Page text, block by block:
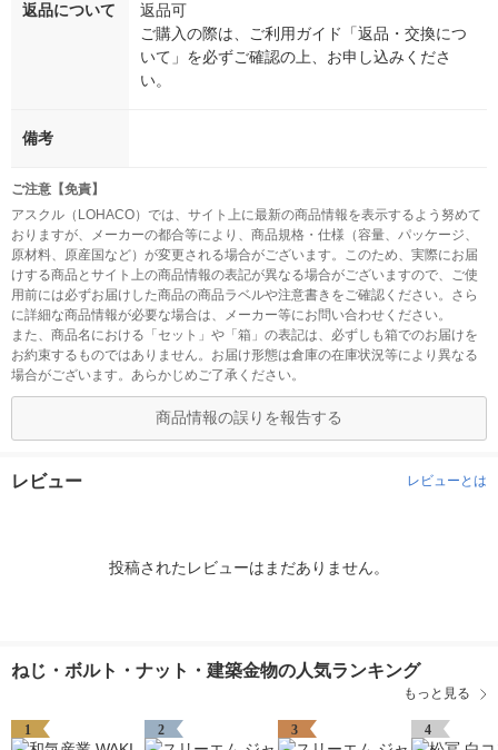
返品について
返品可
ご購入の際は、ご利用ガイド「返品・交換につ
いて」を必ずご確認の上、お申し込みくださ
い。
備考
ご注意【免責】
アスクル（LOHACO）では、サイト上に最新の商品情報を表示するよう努めて
おりますが、メーカーの都合等により、商品規格・仕様（容量、パッケージ、
原材料、原産国など）が変更される場合がございます。このため、実際にお届
けする商品とサイト上の商品情報の表記が異なる場合がございますので、ご使
用前には必ずお届けした商品の商品ラベルや注意書きをご確認ください。さら
に詳細な商品情報が必要な場合は、メーカー等にお問い合わせください。
また、商品名における「セット」や「箱」の表記は、必ずしも箱でのお届けを
お約束するものではありません。お届け形態は倉庫の在庫状況等により異なる
場合がございます。あらかじめご了承ください。
商品情報の誤りを報告する
レビュー レビューとは
投稿されたレビューはまだありません。
ねじ・ボルト・ナット・建築金物の人気ランキング
もっと見る
1 2 3 4